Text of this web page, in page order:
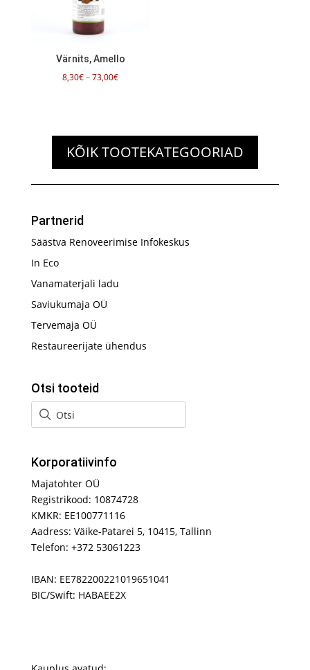
Värnits, Amello
8,30€–73,00€Hinnavahemik:
KÕIK TOOTEKATEGOORIAD
Partnerid
Säästva Renoveerimise Infokeskus
In Eco
Vanamaterjali ladu
Saviukumaja OÜ
Tervemaja OÜ
Restaureerijate ühendus
Otsi tooteid
Korporatiivinfo
Majatohter OÜ
Registrikood: 10874728
KMKR: EE100771116
Aadress: Väike-Patarei 5, 10415, Tallinn
Telefon: +372 53061223
IBAN: EE782200221019651041
BIC/Swift: HABAEE2X